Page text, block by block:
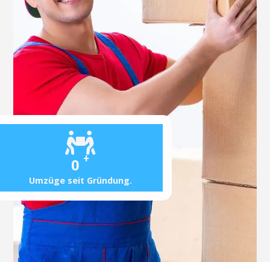
0 +
Umzüge seit Gründung.